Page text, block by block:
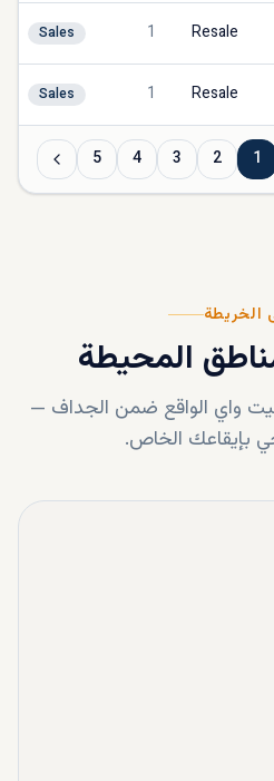
Resale
1
Sales
Resale
1
Sales
1
2
3
4
5
الخريطة
المحيطة
واي الواقع ضمن الجداف —
بإيقاعك الخاص.